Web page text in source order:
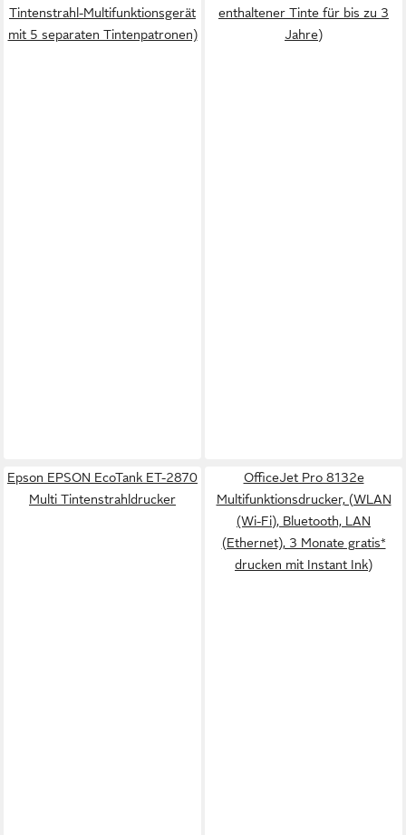
Tintenstrahl-Multifunktionsgerät
mit 5 separaten Tintenpatronen)
enthaltener Tinte für bis zu 3
Jahre)
Epson EPSON EcoTank ET-2870
Multi Tintenstrahldrucker
OfficeJet Pro 8132e
Multifunktionsdrucker, (WLAN
(Wi-Fi), Bluetooth, LAN
(Ethernet), 3 Monate gratis*
drucken mit Instant Ink)